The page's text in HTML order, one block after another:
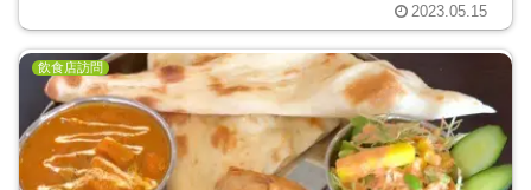
2023.05.15
飲食店訪問